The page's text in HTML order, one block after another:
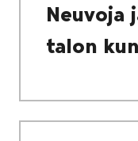
Neuvoja
talon